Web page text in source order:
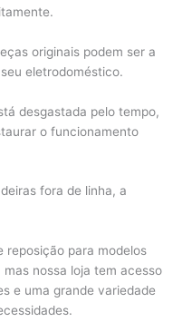
originais podem ser a
eletrodoméstico.
desgastada pelo tempo,
o funcionamento
fora de linha, a
reposição para modelos
nossa loja tem acesso
e uma grande variedade